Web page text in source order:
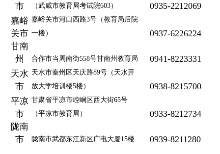
市
（武威市教育局考试院603）
0935-2212069
嘉峪
关市
嘉峪关市河口西路3号（教育局后院
一楼）
0937-6226224
甘南
州
合作市当周南街558号甘南州教育局
0941-8223331
天水
市
天水市秦州区天庆路89号（天水开
放大学培训楼5楼）
0938-8215700
平凉
市
甘肃省平凉市崆峒区西大街65号
（平凉市教育局）
0933-8212734
陇南
市
陇南市武都东江新区广电大厦15楼 0939-8211280